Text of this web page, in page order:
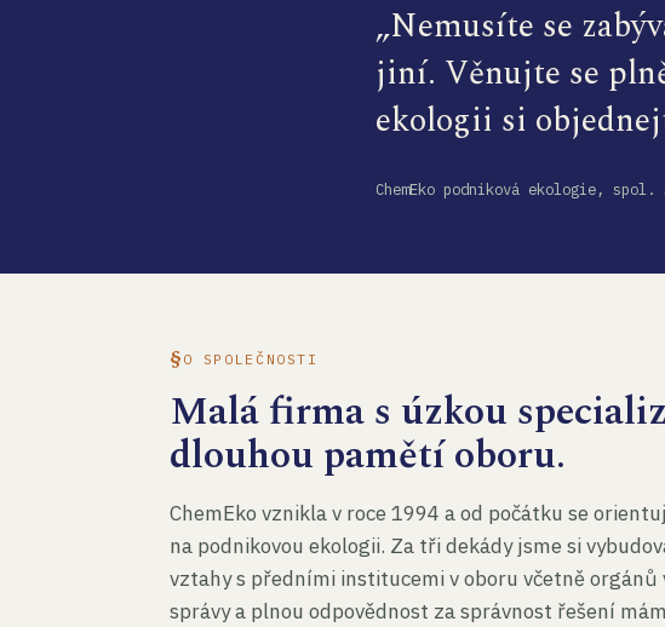
„Nemusíte se
jiní. Věnujte se
ekologii si
ChemEko podniková ekologie,
O SPOLEČNOSTI
Malá firma s úzkou
dlouhou pamětí oboru.
ChemEko vznikla v roce 1994 a od počátku se
na podnikovou ekologii. Za tři dekády jsme si
vztahy s předními institucemi v oboru včetně orgánů
správy a plnou odpovědnost za správnost řešení